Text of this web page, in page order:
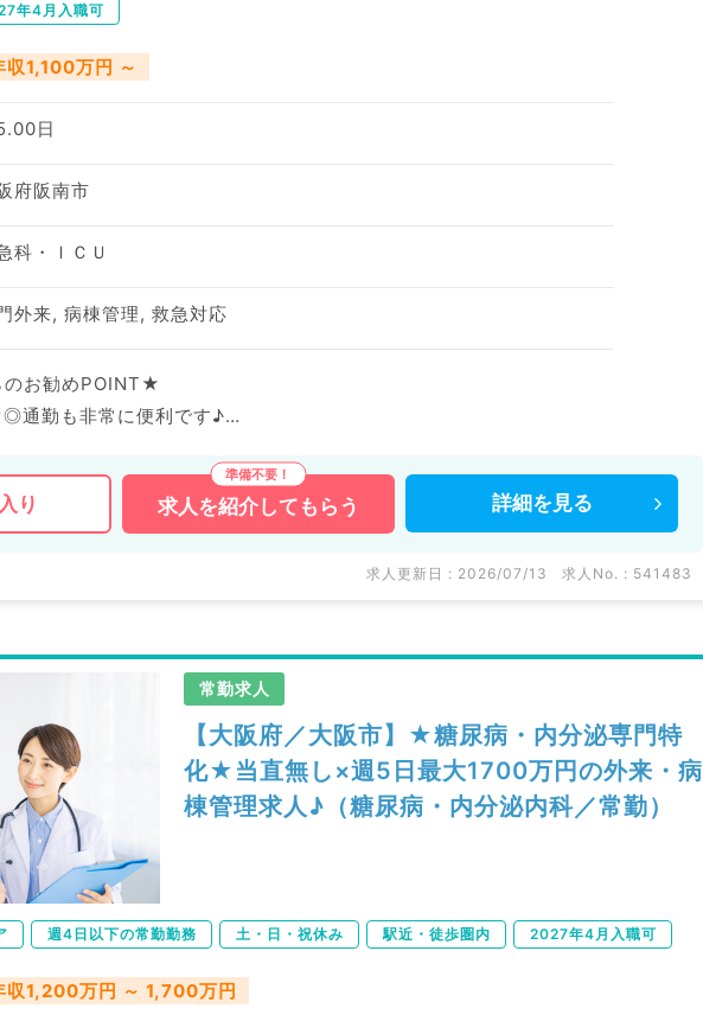
年4月入職可
収1,100万円 ～
日
府阪南市
科・ＩＣＵ
外来, 病棟管理, 救急対応
お勧めPOINT★
通勤も非常に便利です♪
病院やクリニックなどの医療機関求人はもちろんのこと、
り 求人を紹介してもらう 詳細を 見る
求人更新日 : 2026/07/13 求人No. : 541483
常勤求人
【大阪府／大阪市】★糖尿病・内分泌専門特
化★当直無し×週5日最大1700万円の外来・病
棟管理求人♪（糖尿病・内分泌内科／常勤）
週4日以下の常勤勤務 土・日・祝休み 駅近・徒歩圏内 2027年4月入職可
収1,200万円 ～ 1,700万円